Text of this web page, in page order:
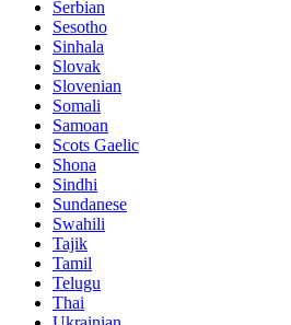
Serbian
Sesotho
Sinhala
Slovak
Slovenian
Somali
Samoan
Scots Gaelic
Shona
Sindhi
Sundanese
Swahili
Tajik
Tamil
Telugu
Thai